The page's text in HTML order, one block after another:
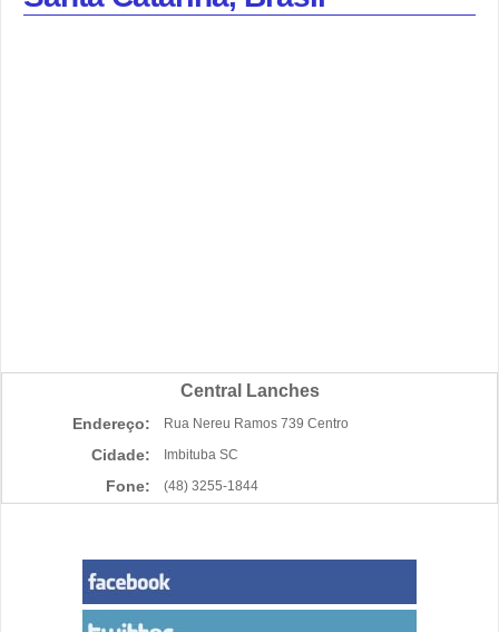
Central Lanches
Endereço: Rua Nereu Ramos 739 Centro
Cidade: Imbituba SC
Fone: (48) 3255-1844